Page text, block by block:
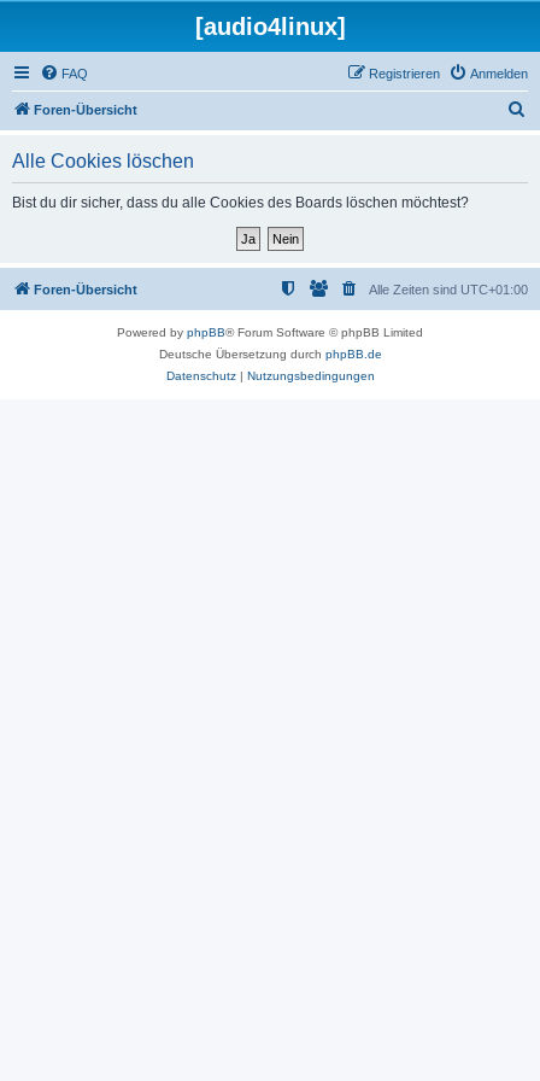
[audio4linux]
FAQ Anmelden
Registrieren
Foren-Übersicht
Alle Cookies löschen
Bist du dir sicher, dass du alle Cookies des Boards löschen möchtest?
Foren-Übersicht Alle Zeiten sind UTC+01:00
Powered by phpBB® Forum Software © phpBB Limited
Deutsche Übersetzung durch phpBB.de
Datenschutz| Nutzungsbedingungen